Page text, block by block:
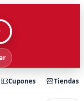
Cupones Tiendas